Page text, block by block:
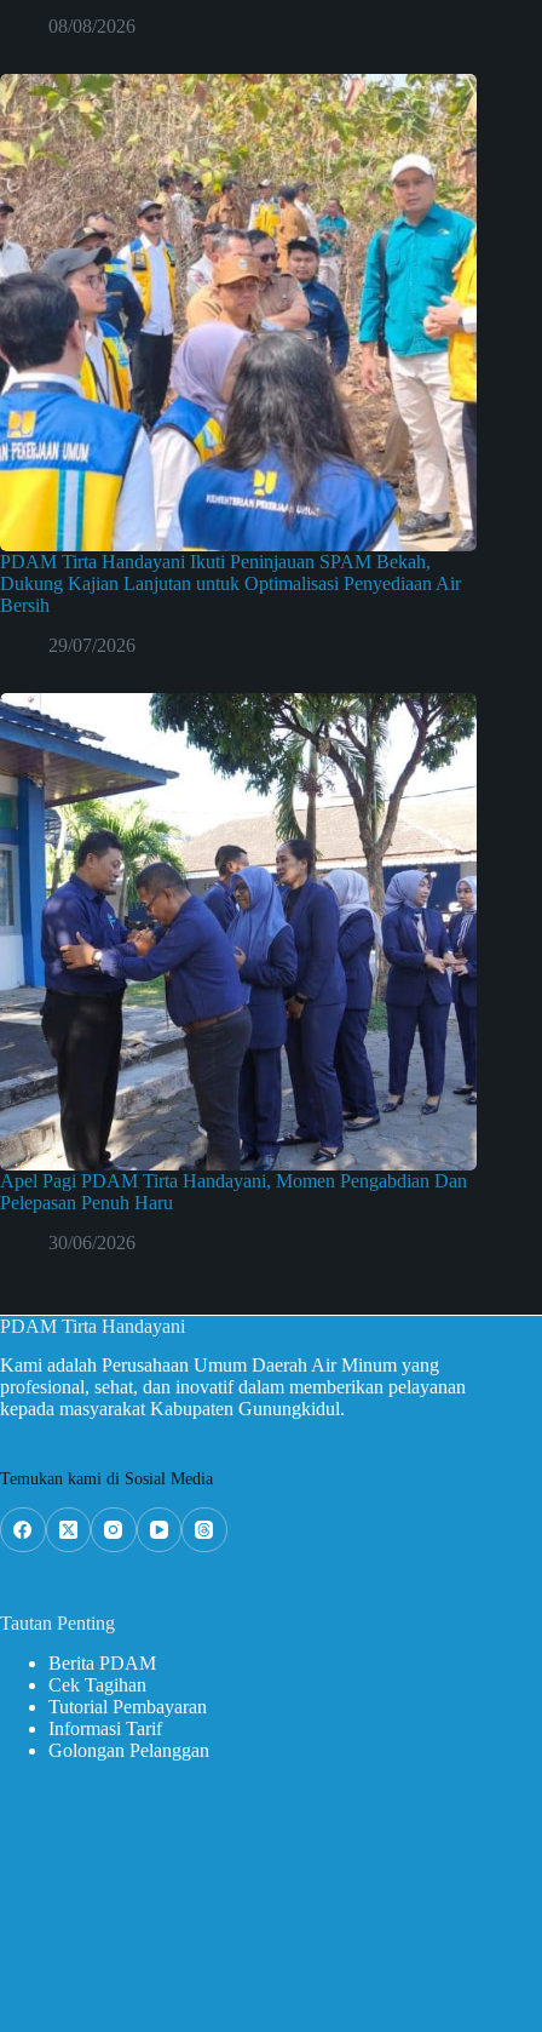
08/08/2026
PDAM Tirta Handayani Ikuti Peninjauan SPAM Bekah,
Dukung Kajian Lanjutan untuk Optimalisasi Penyediaan Air
Bersih
29/07/2026
Apel Pagi PDAM Tirta Handayani, Momen Pengabdian Dan
Pelepasan Penuh Haru
30/06/2026
PDAM Tirta Handayani
Kami adalah Perusahaan Umum Daerah Air Minum yang
profesional, sehat, dan inovatif dalam memberikan pelayanan
kepada masyarakat Kabupaten Gunungkidul.
Temukan kami di Sosial Media
Tautan Penting
Berita PDAM
Cek Tagihan
Tutorial Pembayaran
Informasi Tarif
Golongan Pelanggan